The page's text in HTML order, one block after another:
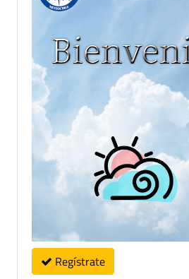
Regístrate